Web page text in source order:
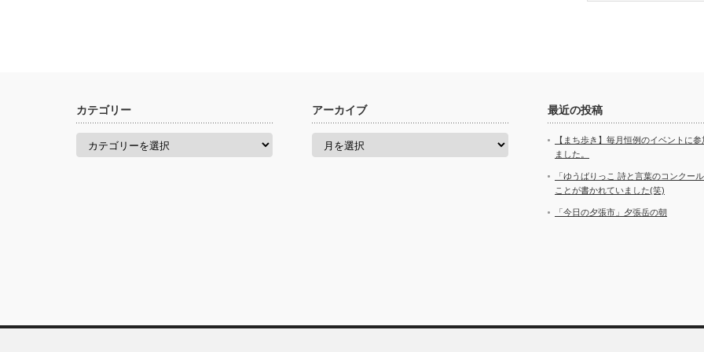
カテゴリー
カ
アーカイブ
ア
最近の投稿
【まち歩き】毎月恒例のイベントに参
ました。
「ゆうばりっこ 詩と言葉のコンクー
ことが書かれていました(笑)
「今日の夕張市」夕張岳の朝